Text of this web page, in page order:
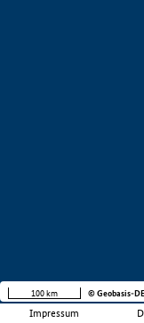
Impressum
100 km © Geobasis-